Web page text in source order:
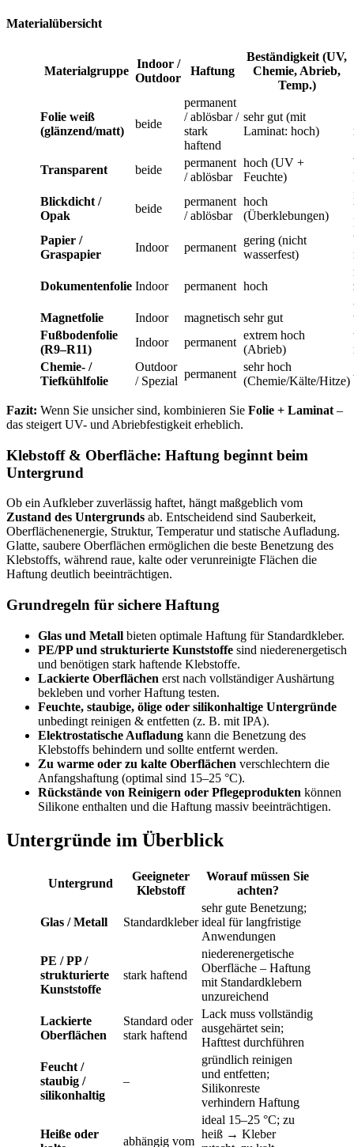
Materialübersicht
Materialgruppe
Indoor /
Outdoor
Haftung
Beständigkeit (UV,
Chemie, Abrieb,
Temp.)
Folie weiß
(glänzend/matt)
beide
permanent
/ ablösbar /
stark
haftend
sehr gut (mit
Laminat: hoch)
Transparent beide
permanent
/ ablösbar
hoch (UV +
Feuchte)
Blickdicht /
Opak
beide
permanent
/ ablösbar
hoch
(Überklebungen)
Papier /
Graspapier
Indoor permanent
gering (nicht
wasserfest)
Dokumentenfolie Indoor permanent hoch
Magnetfolie
Indoor magnetisch sehr gut
Fußbodenfolie
(R9–R11)
Indoor permanent
extrem hoch
(Abrieb)
Chemie- /
Tiefkühlfolie
Outdoor
/ Spezial
permanent
sehr hoch
(Chemie/Kälte/Hitze)
Fazit: Wenn Sie unsicher sind, kombinieren Sie Folie + Laminat –
das steigert UV- und Abriebfestigkeit erheblich.
Klebstoff & Oberfläche: Haftung beginnt beim
Untergrund
Ob ein Aufkleber zuverlässig haftet, hängt maßgeblich vom
Zustand des Untergrunds ab. Entscheidend sind Sauberkeit,
Oberflächenenergie, Struktur, Temperatur und statische Aufladung.
Glatte, saubere Oberflächen ermöglichen die beste Benetzung des
Klebstoffs, während raue, kalte oder verunreinigte Flächen die
Haftung deutlich beeinträchtigen.
Grundregeln für sichere Haftung
Glas und Metall bieten optimale Haftung für Standardkleber.
PE/PP und strukturierte Kunststoffe sind niederenergetisch
und benötigen stark haftende Klebstoffe.
Lackierte Oberflächen erst nach vollständiger Aushärtung
bekleben und vorher Haftung testen.
Feuchte, staubige, ölige oder silikonhaltige Untergründe
unbedingt reinigen & entfetten (z. B. mit IPA).
Elektrostatische Aufladung kann die Benetzung des
Klebstoffs behindern und sollte entfernt werden.
Zu warme oder zu kalte Oberflächen verschlechtern die
Anfangshaftung (optimal sind 15–25 °C).
Rückstände von Reinigern oder Pflegeprodukten können
Silikone enthalten und die Haftung massiv beeinträchtigen.
Untergründe im Überblick
Untergrund
Geeigneter
Klebstoff
Worauf müssen Sie
achten?
Glas / Metall Standardkleber
sehr gute Benetzung;
ideal für langfristige
Anwendungen
PE / PP /
strukturierte
Kunststoffe
stark haftend
niederenergetische
Oberfläche – Haftung
mit Standardklebern
unzureichend
Lackierte
Oberflächen
Standard oder
stark haftend
Lack muss vollständig
ausgehärtet sein;
Hafttest durchführen
Feucht /
staubig /
silikonhaltig
–
gründlich reinigen
und entfetten;
Silikonreste
verhindern Haftung
Heiße oder
abhängig vom
ideal 15–25 °C; zu
heiß → Kleber